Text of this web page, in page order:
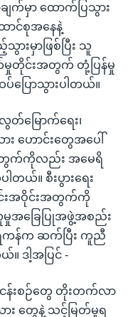
ျက်မှာ ထောက်ပြသွား
ာင်စုအနေနဲ့
းမှာဖြစ်ပြီး သူ
က်မှုတိုင်းအတွက် တုံ့ပြန်မှု
ြောသွားပါတယ်။
တ်မြောက်ရေး၊
ဟောင်းတွေအပေါ်
တွက်ကိုလည်း အမေရိ
ယ်။ စီးပွားရေး
င်းအဝိုင်းအတွက်ကို
အခြေပြုအဖွဲ့အစည်း
ကန်က ဆက်ပြီး ကူညီ
။ ဒါ့အပြင် -
ငန်းစဉ်တွေ တိုးတက်လာ
း တွေနဲ့ သင့်မြတ်မှုရ